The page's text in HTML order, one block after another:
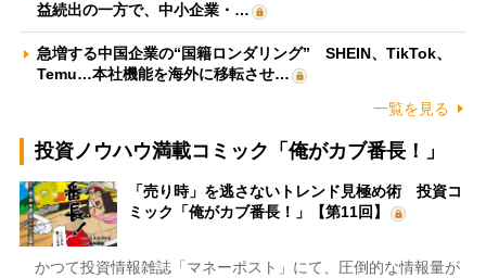
益続出の一方で、中小企業・…
急増する中国企業の“国籍ロンダリング” SHEIN、TikTok、
Temu…本社機能を海外に移転させ…
一覧を見る
投資ノウハウ満載コミック「俺がカブ番長！」
「売り時」を逃さないトレンド見極め術 投資コ
ミック「俺がカブ番長！」【第11回】
かつて投資情報雑誌「マネーポスト」にて、圧倒的な情報量が